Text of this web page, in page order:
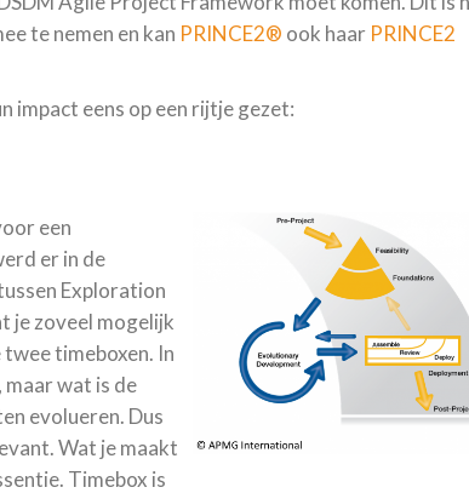
te nemen en kan PRINCE2® ook haar PRINCE2
impact eens op een rijtje gezet:
een
er in de
Exploration
je zoveel mogelijk
timeboxen. In
wat is de
evolueren. Dus
Wat je maakt
Timebox is